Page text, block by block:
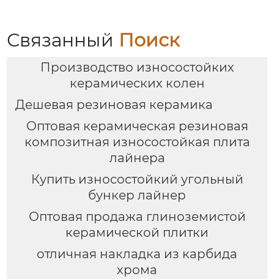
Связанный Поиск
Производство износостойких
керамических колен
Дешевая резиновая керамика
Оптовая керамическая резиновая
композитная износостойкая плита
лайнера
Купить износостойкий угольный
бункер лайнер
Оптовая продажа глиноземистой
керамической плитки
отличная накладка из карбида
хрома